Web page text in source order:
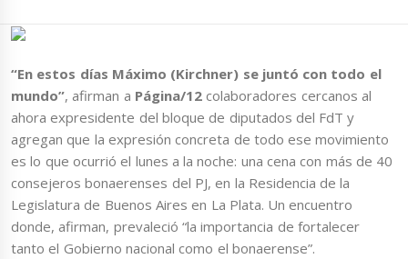
“En estos días Máximo (Kirchner) se juntó con todo el
mundo”, afirman a Página/12colaboradores cercanos al
ahora expresidente del bloque de diputados del FdT y
agregan que la expresión concreta de todo ese movimiento
es lo que ocurrió el lunes a la noche: una cena con más de 40
consejeros bonaerenses del PJ, en la Residencia de la
Legislatura de Buenos Aires en La Plata. Un encuentro
donde, afirman, prevaleció “la importancia de fortalecer
tanto el Gobierno nacional como el bonaerense”.